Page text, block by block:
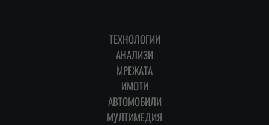
ТЕХНОЛОГИИ
АНАЛИЗИ
МРЕЖАТА
ИМОТИ
АВТОМОБИЛИ
МУЛТИМЕДИЯ